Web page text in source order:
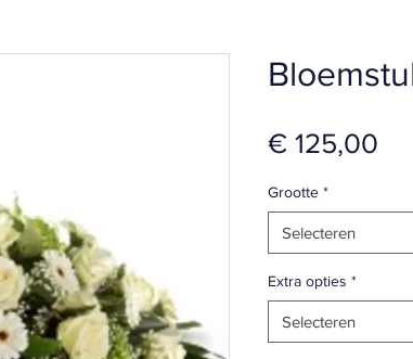
€ 125,00
Grootte *
Selecteren
Extra opties *
Selecteren